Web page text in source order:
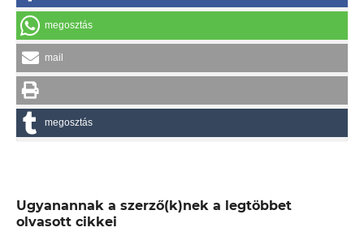
megosztás
mail
megosztás
Ugyanannak a szerző(k)nek a legtöbbet
olvasott cikkei